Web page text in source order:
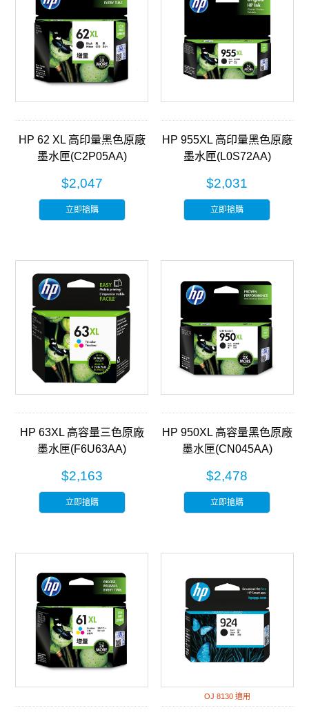
HP 62 XL 高印量黑色原廠
墨水匣(C2P05AA)
$2,047
立即搶購
HP 955XL 高印量黑色原廠
墨水匣(L0S72AA)
$2,031
立即搶購
HP 63XL 高容量三色原廠
墨水匣(F6U63AA)
$2,163
立即搶購
HP 950XL 高容量黑色原廠
墨水匣(CN045AA)
$2,478
立即搶購
OJ 8130 適用